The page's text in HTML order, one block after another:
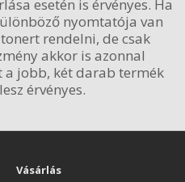
esetén is érvényes. Ha
nyomtatója van
rendelni, de csak
akkor is azonnal
a jobb, két darab termék
érvényes.
Vásárlás